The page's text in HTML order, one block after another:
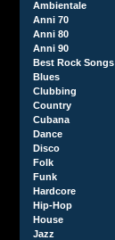
Ambientale
Anni 70
Anni 80
Anni 90
Best Rock Songs
Blues
Clubbing
Country
Cubana
Dance
Disco
Folk
Funk
Hardcore
Hip-Hop
House
Jazz